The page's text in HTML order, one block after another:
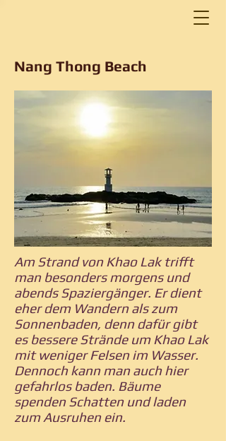
Nang Thong Beach
Am Strand von Khao Lak trifft
man besonders morgens und
abends Spaziergänger. Er dient
eher dem Wandern als zum
Sonnenbaden, denn dafür gibt
es bessere Strände um Khao Lak
mit weniger Felsen im Wasser.
Dennoch kann man auch hier
gefahrlos baden. Bäume
spenden Schatten und laden
zum Ausruhen ein.